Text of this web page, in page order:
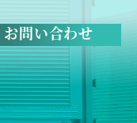
お問い合わせ